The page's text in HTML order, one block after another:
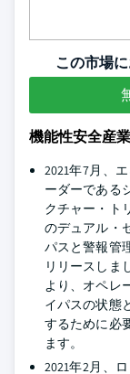
この市場
機能性安全産
2021年7月、
ーダーである
クチャー・ト
のデュアル・
パスと警報管
リリースしま
より、オペレ
イパスの状態
するために必
ます。
2021年2月、